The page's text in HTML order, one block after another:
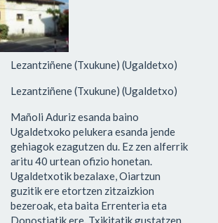
Lezantziñene (Txukune) (Ugaldetxo)
Lezantziñene (Txukune) (Ugaldetxo)
Mañoli Aduriz esanda baino
Ugaldetxoko pelukera esanda jende
gehiagok ezagutzen du. Ez zen alferrik
aritu 40 urtean ofizio honetan.
Ugaldetxotik bezalaxe, Oiartzun
guzitik ere etortzen zitzaizkion
bezeroak, eta baita Errenteria eta